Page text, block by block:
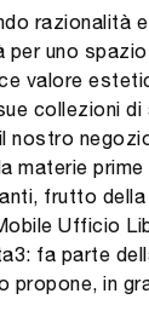
razionalità
per uno
valore
collezioni di
nostro
materie
frutto della
Ufficio
fa parte
propone, in